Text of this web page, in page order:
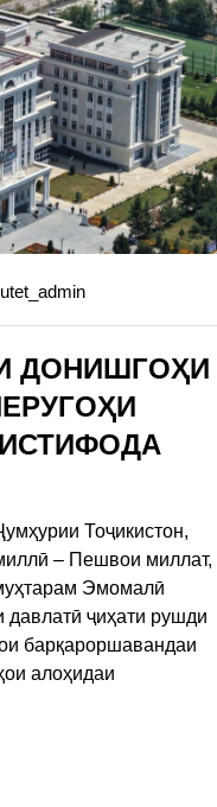
ДОНИШГОҲИ
ИСТИФОДА
Тоҷикистон,
– Пешвои миллат,
Эмомалӣ
давлатӣ ҷиҳати рушди
барқароршавандаи
алоҳидаи